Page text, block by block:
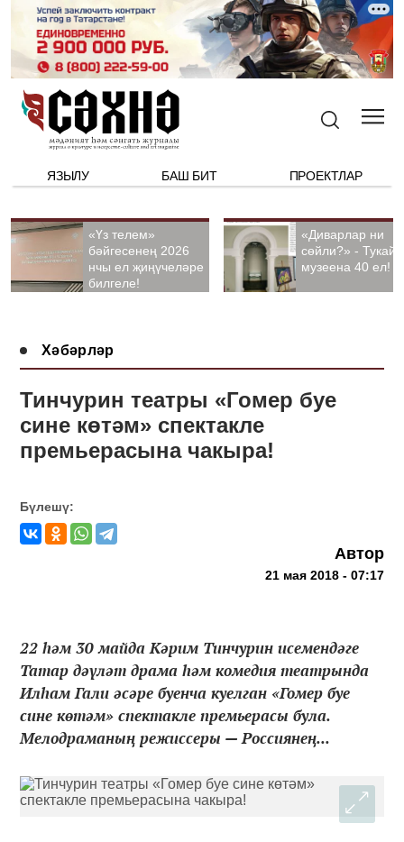
ЯЗЫЛУ БАШ БИТ ПРОЕКТЛАР
«Үз телем»
бәйгесенең 2026
нчы ел җиңүчеләре
билгеле!
«Диварлар ни
сөйли?» - Тукай
музеена 40 ел!
Хәбәрләр
Тинчурин театры «Гомер буе
сине көтәм» спектакле
премьерасына чакыра!
Бүлешү:
Автор
21 мая 2018 - 07:17
22 һәм 30 майда Кәрим Тинчурин исемендәге
Татар дәүләт драма һәм комедия театрында
Илһам Гали әсәре буенча куелган «Гомер буе
сине көтәм» спектакле премьерасы була.
Мелодраманың режиссеры — Россиянең...